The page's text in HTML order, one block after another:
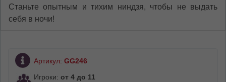
Станьте опытным и тихим ниндзя, чтобы не выдать
себя в ночи!
Артикул: GG246
Игроки: от 4 до 11